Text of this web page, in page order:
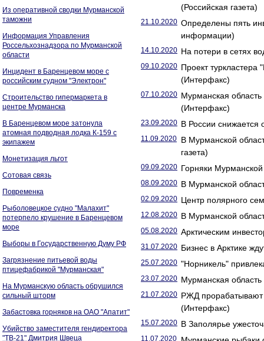
Из оперативной сводки Мурманской
таможни
Информация Управления
Россельхознадзора по Мурманской
области
Инцидент в Баренцевом море с
российским судном "Электрон"
Строительство гипермаркета в
центре Мурманска
В Баренцевом море затонула
атомная подводная лодка К-159 с
экипажем
Монетизация льгот
Сотовая связь
Повременка
Рыболовецкое судно "Малахит"
потерпело крушение в Баренцевом
море
Выборы в Государственную Думу РФ
Загрязнение питьевой воды
птицефабрикой "Мурманская"
На Мурманскую область обрушился
сильный шторм
Забастовка горняков на ОАО "Апатит"
Убийство заместителя гендиректора
"ТВ-21" Дмитрия Швеца
(Российская газета)
21.10.2020 Определены пять
информации)
14.10.2020 На потери в сетях
09.10.2020 Проект туркластера
(Интерфакс)
07.10.2020 Мурманская область
(Интерфакс)
23.09.2020 В России снижается
11.09.2020 В Мурманской
газета)
09.09.2020 Горняки
08.09.2020 В Мурманской
02.09.2020 Центр полярного
12.08.2020 В Мурманской
05.08.2020 Арктическим
31.07.2020 Бизнес в Арктике
25.07.2020 "Норникель"
23.07.2020 Мурманская область
21.07.2020 РЖД прорабатывают
(Интерфакс)
15.07.2020 В Заполярье
11.07.2020